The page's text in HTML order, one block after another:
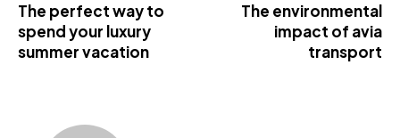
The perfect way to
spend your luxury
summer vacation
The environmental
impact of avia
transport